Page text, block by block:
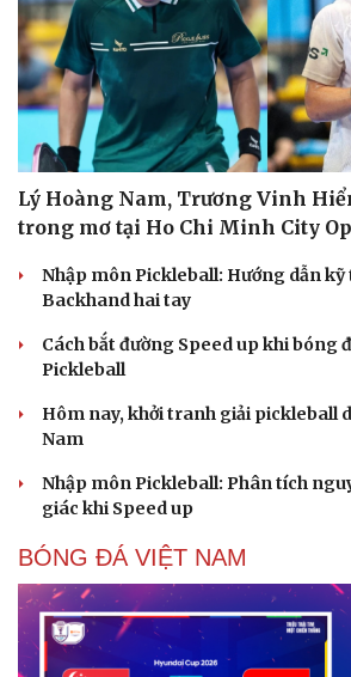
Lý Hoàng Nam, Trương Vinh
trong mơ tại Ho Chi Minh City
Nhập môn Pickleball: Hướng dẫn kỹ
Backhand hai tay
Cách bắt đường Speed up khi bóng
Pickleball
Hôm nay, khởi tranh giải pickleball
Nam
Nhập môn Pickleball: Phân tích
giác khi Speed up
BÓNG ĐÁ VIỆT NAM